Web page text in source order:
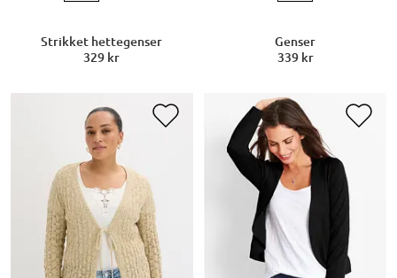
Strikket hettegenser
329 kr
Genser
339 kr